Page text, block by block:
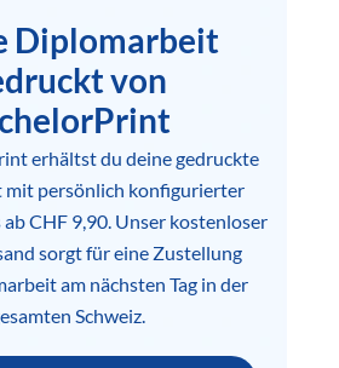
Diplomarbeit
von
erhältst du deine gedruckte
mit persönlich konfigurierter
CHF 9,90. Unser kostenloser
sorgt für eine Zustellung
am nächsten Tag in der
Schweiz.